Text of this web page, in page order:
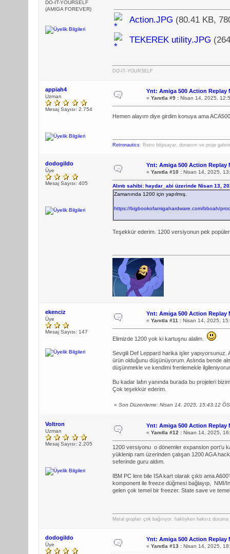
DO-IT-YOURSELF
(AMIGA FOREVER)
Action.JPG (80.41 KB,
TEKEREK utility.JPG
DO-IT-YOURSELF
appiah4
Uzman
Mesaj Sayısı: 2.754
Ynt: Amiga 500 Action Replay
« Yanıtla #9 :Nisan 14, 2025,
Hemen alayım diye girdim konuya ama
Retronautics: Retro bilgisayar, donanım ve proje
dodogildo
Üye
Mesaj Sayısı: 405
Ynt: Amiga 500 Action Replay
« Yanıtla #10 :Nisan 14, 2025,
Alıntı sahibi: haydar_abi üzerinde Nisan 13,
Zamanında 1200 için yapılmış.
https://bigbookofamigahardware.com/bboah/
Teşekkür ederim. 1200 versiyonun pek
ekenciz
Üye
Mesaj Sayısı: 147
Ynt: Amiga 500 Action Replay
« Yanıtla #11 :Nisan 14, 2025,
Elimizde 1200 yok ki kartuşnu alalim.
Sevgili Def Leppard harika işler yapıyorsunuz.
ürün olduğunu düşünüyorum. Aslında bende
düşünmekle ve kendimi frenlemekle
Bu kadar lafın yanında burada bu projeleri
Çok teşekkür ederim.
« Son Düzenleme: Nisan 14, 2025, 15:43:12
Voltron
Uzman
Mesaj Sayısı: 2.205
Ynt: Amiga 500 Action Replay
« Yanıtla #12 :Nisan 14, 2025,
1200 versiyonu o dönemler expansion port’u
yüklenip ram üzerinden çalışan 1200 AGA
seferinde guru aldım.
IBM PC lere bile ISA kart olarak çıktı ama
komponent ile freeze düğmesi bağlayıp, NMI/
gelen çok temel bir freezer. State save ve
Metal grupları çok bağırıyor. haklıyken haksız
dodogildo
Üye
Ynt: Amiga 500 Action Replay
« Yanıtla #13 :Nisan 14, 2025,